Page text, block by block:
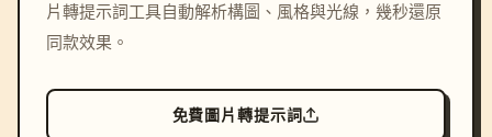
colors, 8k --v 6.0
片轉提示詞工具自動解析構圖、風格與光線，幾秒還原
同款效果。
免費圖片轉提示詞